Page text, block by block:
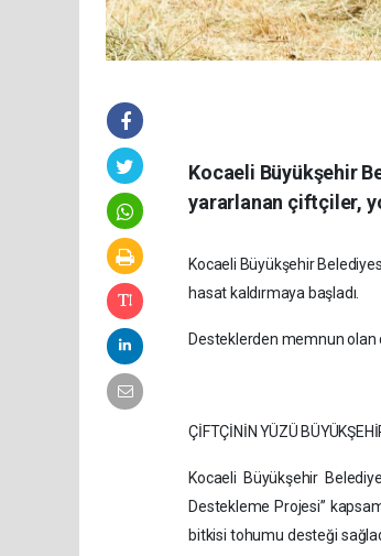
Kocaeli Büyükşehir
yararlanan çiftçiler,
Kocaeli Büyükşehir
hasat kaldırmaya başladı.
Desteklerden memnun
ÇİFTÇİNİN YÜZÜ
Kocaeli Büyükşehir
Destekleme Projesi”
bitkisi tohumu desteği